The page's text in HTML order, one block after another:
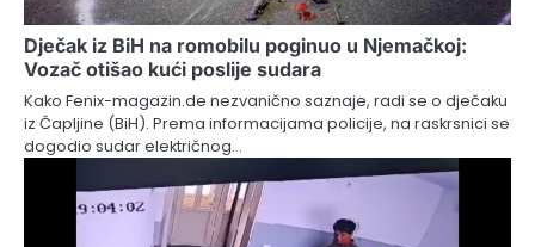
Dječak iz BiH na romobilu poginuo u Njemačkoj:
Vozač otišao kući poslije sudara
Kako Fenix-magazin.de nezvanično saznaje, radi se o dječaku
iz Čapljine (BiH). Prema informacijama policije, na raskrsnici se
dogodio sudar električnog…